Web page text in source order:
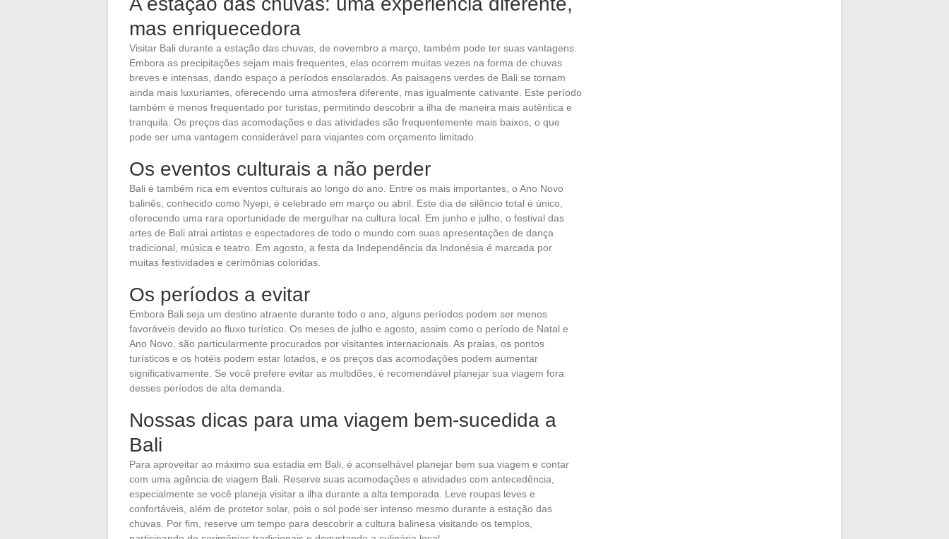
mas enriquecedora
Visitar Bali durante a estação das chuvas, de novembro a março, também pode ter suas vantagens.
Embora as precipitações sejam mais frequentes, elas ocorrem muitas vezes na forma de chuvas
breves e intensas, dando espaço a períodos ensolarados. As paisagens verdes de Bali se tornam
ainda mais luxuriantes, oferecendo uma atmosfera diferente, mas igualmente cativante. Este período
também é menos frequentado por turistas, permitindo descobrir a ilha de maneira mais autêntica e
tranquila. Os preços das acomodações e das atividades são frequentemente mais baixos, o que
pode ser uma vantagem considerável para viajantes com orçamento limitado.
Os eventos culturais a não perder
Bali é também rica em eventos culturais ao longo do ano. Entre os mais importantes, o Ano Novo
balinês, conhecido como Nyepi, é celebrado em março ou abril. Este dia de silêncio total é único,
oferecendo uma rara oportunidade de mergulhar na cultura local. Em junho e julho, o festival das
artes de Bali atrai artistas e espectadores de todo o mundo com suas apresentações de dança
tradicional, música e teatro. Em agosto, a festa da Independência da Indonésia é marcada por
muitas festividades e cerimônias coloridas.
Os períodos a evitar
Embora Bali seja um destino atraente durante todo o ano, alguns períodos podem ser menos
favoráveis devido ao fluxo turístico. Os meses de julho e agosto, assim como o período de Natal e
Ano Novo, são particularmente procurados por visitantes internacionais. As praias, os pontos
turísticos e os hotéis podem estar lotados, e os preços das acomodações podem aumentar
significativamente. Se você prefere evitar as multidões, é recomendável planejar sua viagem fora
desses períodos de alta demanda.
Nossas dicas para uma viagem bem-sucedida a
Bali
Para aproveitar ao máximo sua estadia em Bali, é aconselhável planejar bem sua viagem e contar
com uma agência de viagem Bali. Reserve suas acomodações e atividades com antecedência,
especialmente se você planeja visitar a ilha durante a alta temporada. Leve roupas leves e
confortáveis, além de protetor solar, pois o sol pode ser intenso mesmo durante a estação das
chuvas. Por fim, reserve um tempo para descobrir a cultura balinesa visitando os templos,